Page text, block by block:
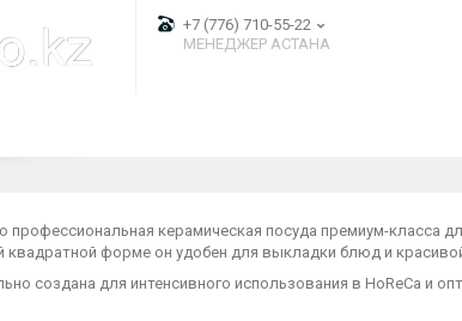
+7 (776) 710-55-22
МЕНЕДЖЕР АСТАНА
профессиональная керамическая посуда премиум-класса
квадратной форме он удобен для выкладки блюд и
создана для интенсивного использования в HoReCa и